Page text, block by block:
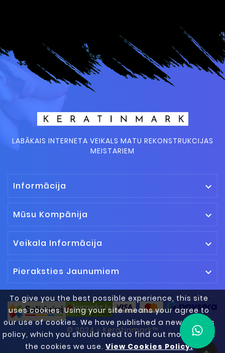
To give you the best possible experience, this site
uses cookies. Using your site means your agree to
our use of cookies. We have published a new cookies
policy, which you should need to find out more about
the cookies we use. View Cookies Policy.
LABĀKAIS INTERNETA VEIKALS MATU REKONSTRUKCIJAS
MEISTARIEM
Informācija 
Mūsu Kompānija 
Veikala Informācija 
Pieraksties Jaunumiem 
© 2024 - Keratinmark™